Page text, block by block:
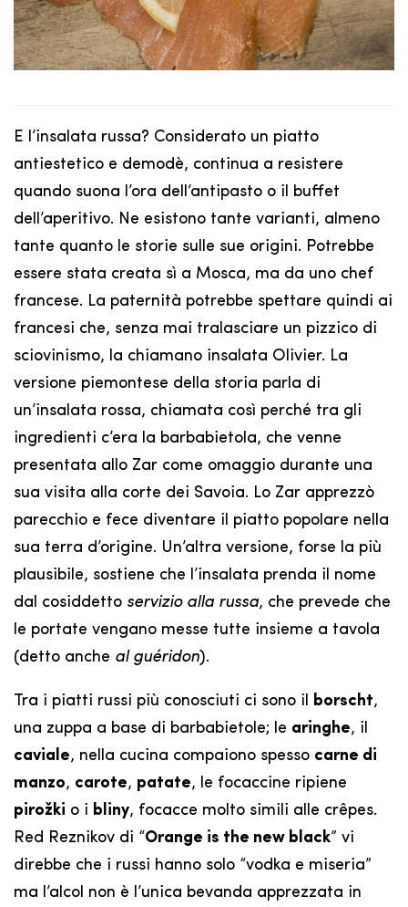
E l’insalata russa? Considerato un piatto
antiestetico e demodè, continua a resistere
quando suona l’ora dell’antipasto o il buffet
dell’aperitivo. Ne esistono tante varianti, almeno
tante quanto le storie sulle sue origini. Potrebbe
essere stata creata sì a Mosca, ma da uno chef
francese. La paternità potrebbe spettare quindi ai
francesi che, senza mai tralasciare un pizzico di
sciovinismo, la chiamano insalata Olivier. La
versione piemontese della storia parla di
un’insalata rossa, chiamata così perché tra gli
ingredienti c’era la barbabietola, che venne
presentata allo Zar come omaggio durante una
sua visita alla corte dei Savoia. Lo Zar apprezzò
parecchio e fece diventare il piatto popolare nella
sua terra d’origine. Un’altra versione, forse la più
plausibile, sostiene che l’insalata prenda il nome
dal cosiddetto servizio alla russa, che prevede che
le portate vengano messe tutte insieme a tavola
(detto anche al guéridon).
Tra i piatti russi più conosciuti ci sono il borscht,
una zuppa a base di barbabietole; le aringhe, il
caviale, nella cucina compaiono spesso carne di
manzo, carote, patate, le focaccine ripiene
pirožki o i bliny, focacce molto simili alle crêpes.
Red Reznikov di “Orange is the new black” vi
direbbe che i russi hanno solo “vodka e miseria”
ma l’alcol non è l’unica bevanda apprezzata in